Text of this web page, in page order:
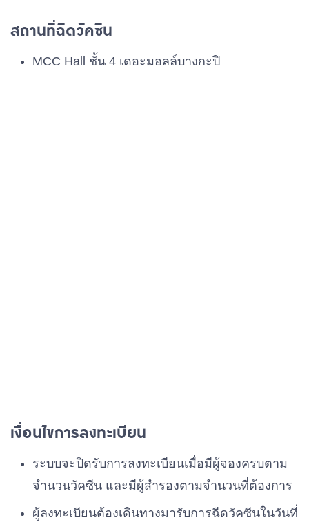
สถานที่ฉีดวัคซีน
MCC Hall ชั้น 4 เดอะมอลล์บางกะปิ
เงื่อนไขการลงทะเบียน
ระบบจะปิดรับการลงทะเบียนเมื่อมีผู้จองครบตาม
จำนวนวัคซีน และมีผู้สำรองตามจำนวนที่ต้องการ
ผู้ลงทะเบียนต้องเดินทางมารับการฉีดวัคซีนในวันที่